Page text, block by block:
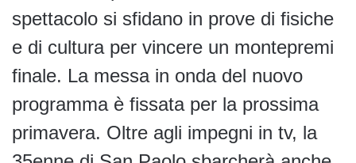
spettacolo si sfidano in prove di fisiche
e di cultura per vincere un montepremi
finale. La messa in onda del nuovo
programma è fissata per la prossima
primavera. Oltre agli impegni in tv, la